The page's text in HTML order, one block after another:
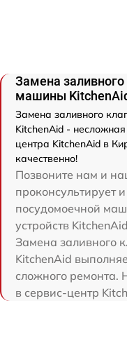
Замена
машины
Замена заливного
KitchenAid -
центра KitchenAid в
качественно!
Позвоните нам и
проконсультирует
посудомоечной
устройств
Замена заливного
KitchenAid
сложного ремонта.
в сервис-центр